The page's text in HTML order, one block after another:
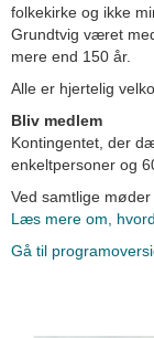
folkekirke og ikke
Grundtvig været
mere end 150 år.
Alle er hjertelig
Bliv medlem
Kontingentet, der
enkeltpersoner og
Ved samtlige
Læs mere om,
Gå til